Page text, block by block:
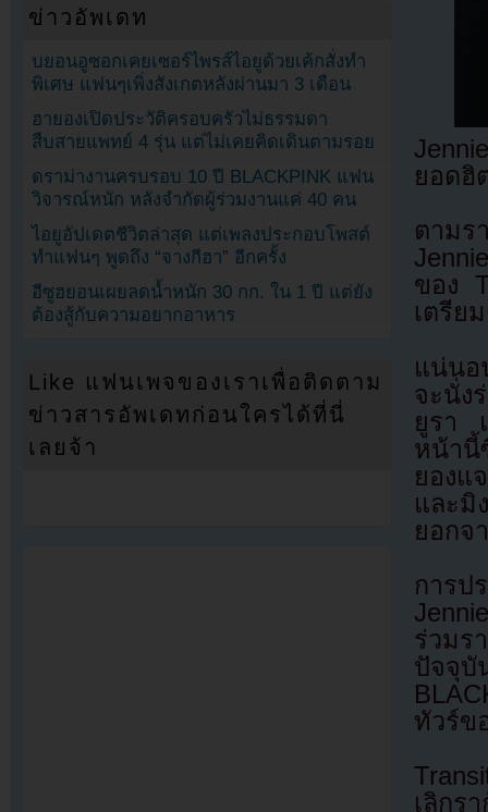
ยอดฮิ
ตาม
ของ
เตรีย
แน่นอ
จะนั่ง
ยูรา
หน้านี้
ยองแ
และมิ
ยอกจ
การป
ร่วมร
ปัจจุ
ทัวร์ข
เลิกร
ข่าวอัพเดท
บยอนอูซอกเคยเซอร์ไพรส์ไอยูด้วยเค้กสั่งทำ
พิเศษ แฟนๆเพิ่งสังเกตหลังผ่านมา 3 เดือน
ฮายองเปิดประวัติครอบครัวไม่ธรรมดา
สืบสายแพทย์ 4 รุ่น แต่ไม่เคยคิดเดินตามรอย
ดราม่างานครบรอบ 10 ปี BLACKPINK แฟน
วิจารณ์หนัก หลังจำกัดผู้ร่วมงานแค่ 40 คน
ไอยูอัปเดตชีวิตล่าสุด แต่เพลงประกอบโพสต์
ทำแฟนๆ พูดถึง “จางกีฮา” อีกครั้ง
อีซูฮยอนเผยลดน้ำหนัก 30 กก. ใน 1 ปี แต่ยัง
ต้องสู้กับความอยากอาหาร
Like แฟนเพจของเราเพื่อติดตาม
ข่าวสารอัพเดทก่อนใครได้ที่นี่
เลยจ้า